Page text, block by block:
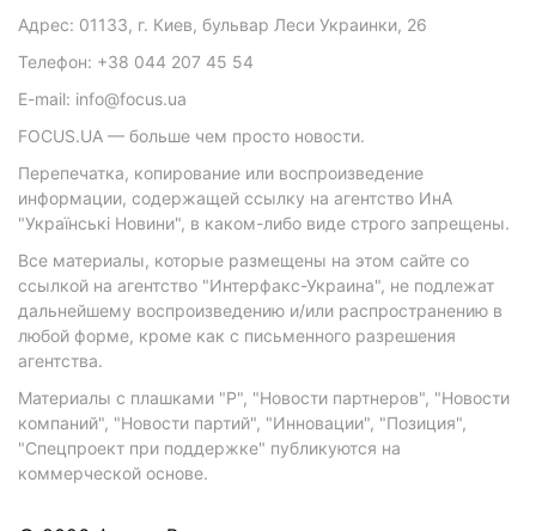
Адрес: 01133, г. Киев, бульвар Леси Украинки, 26
Телефон: +38 044 207 45 54
E-mail: info@focus.ua
FOCUS.UA — больше чем просто новости.
Перепечатка, копирование или воспроизведение
информации, содержащей ссылку на агентство ИнА
"Українські Новини", в каком-либо виде строго запрещены.
Все материалы, которые размещены на этом сайте со
ссылкой на агентство "Интерфакс-Украина", не подлежат
дальнейшему воспроизведению и/или распространению в
любой форме, кроме как с письменного разрешения
агентства.
Материалы с плашками "Р", "Новости партнеров", "Новости
компаний", "Новости партий", "Инновации", "Позиция",
"Спецпроект при поддержке" публикуются на
коммерческой основе.